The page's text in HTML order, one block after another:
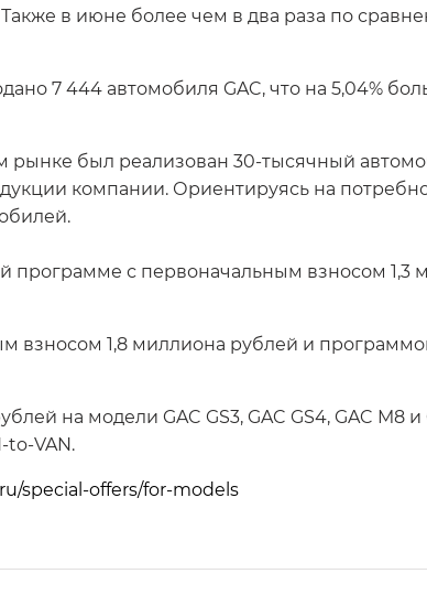
Также в июне более чем в два раза по
7 444 автомобиля GAC, что на 5,04%
был реализован 30-тысячный
компании. Ориентируясь на
программе с первоначальным взносом 1,3
взносом 1,8 миллиона рублей и
на модели GAC GS3, GAC GS4, GAC M8 и
VAN.
special-offers/for-models